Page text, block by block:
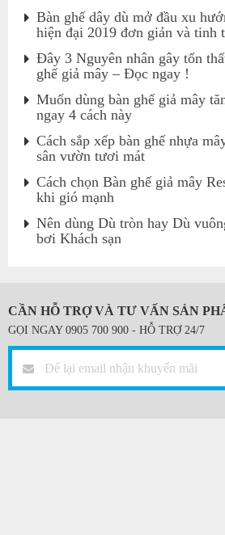
Bàn ghế dây dù mở đầu xu
hiện đại 2019 đơn giản và tinh
Đây 3 Nguyên nhân gây tổn
ghế giả mây – Đọc ngay !
Muốn dùng bàn ghế giả mây
ngay 4 cách này
Cách sắp xếp bàn ghế nhựa
sân vườn tươi mát
Cách chọn Bàn ghế giả mây
khi gió mạnh
Nên dùng Dù tròn hay Dù
bơi Khách sạn
CẦN HỖ TRỢ VÀ TƯ VẤN SẢN
GỌI NGAY 0905 700 900 - HỖ TRỢ 24/7